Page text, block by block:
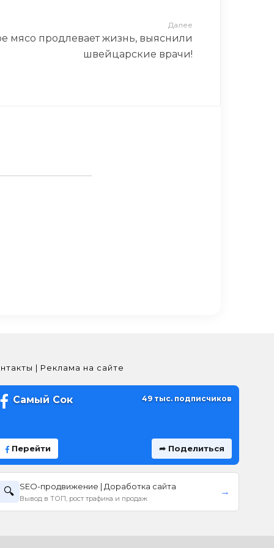
Далее
мясо продлевает жизнь, выяснили
швейцарские врачи!
| Реклама на сайте
Самый Сок 49 тыс. подписчиков
Перейти ➦ Поделиться
🔍 SEO-продвижение | Доработка сайта
Вывод в ТОП, рост трафика и продаж
→